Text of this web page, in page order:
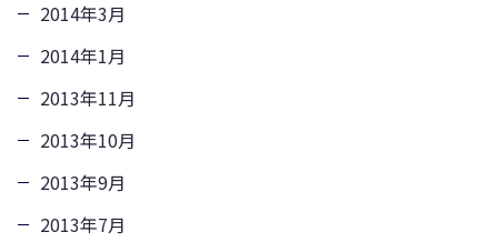
2014年3月
2014年1月
2013年11月
2013年10月
2013年9月
2013年7月